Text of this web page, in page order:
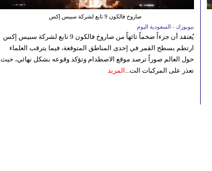
صاروخ فالكون 9 تابع لشركة سبيس إكس
نيويورك - السعودية اليوم
يُعتقد أن جزءاً ضخماً تائهاً من صاروخ فالكون 9 تابع لشركة سبيس إكس
ارتطم بسطح القمر في إحدى المناطق المتوقعة، فيما يترقب العلماء
حول العالم صوراً ترصد موقع الاصطدام وتؤكد وقوعه بشكل نهائي، حيث
تعذر على المركبات الت... المزيد